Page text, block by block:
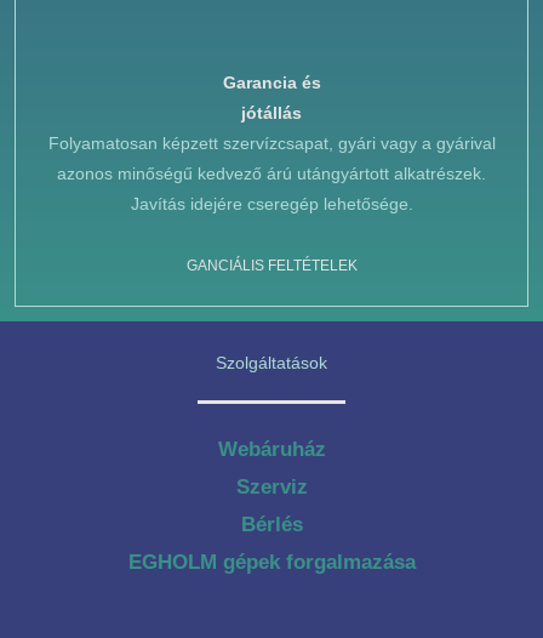
Garancia és
jótállás
Folyamatosan képzett szervízcsapat, gyári vagy a gyárival
azonos minőségű kedvező árú utángyártott alkatrészek.
Javítás idejére cseregép lehetősége.
GANCIÁLIS FELTÉTELEK
Szolgáltatások
Webáruház
Szerviz
Bérlés
EGHOLM gépek forgalmazása